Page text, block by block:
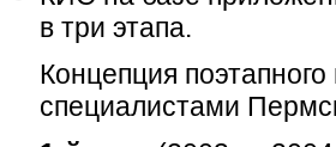
в три этапа.
Концепция
специалистами